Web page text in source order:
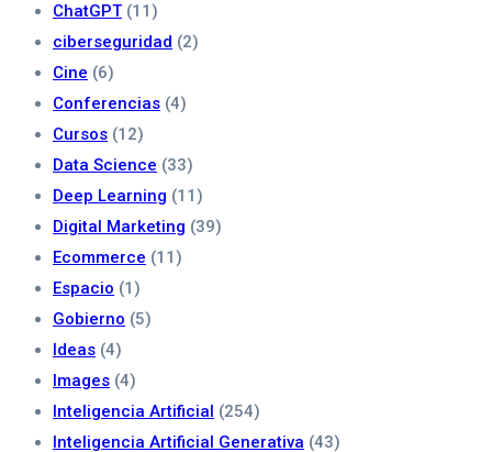
ChatGPT(11)
ciberseguridad (2)
Cine (6)
Conferencias (4)
Cursos (12)
Data Science (33)
Deep Learning (11)
Digital Marketing (39)
Ecommerce (11)
Espacio (1)
Gobierno (5)
Ideas (4)
Images (4)
Inteligencia Artificial (254)
Inteligencia Artificial Generativa (43)